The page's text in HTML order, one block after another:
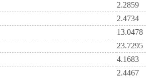
2.2859
2.4734
13.0478
23.7295
4.1683
2.4467